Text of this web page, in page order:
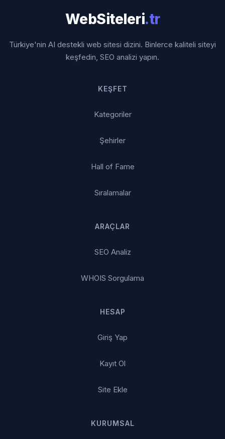
WebSiteleri.tr
Türkiye'nin AI destekli web sitesi dizini. Binlerce kaliteli siteyi
keşfedin, SEO analizi yapın.
KEŞFET
Kategoriler
Şehirler
Hall of Fame
Sıralamalar
ARAÇLAR
SEO Analiz
WHOIS Sorgulama
HESAP
Giriş Yap
Kayıt Ol
Site Ekle
KURUMSAL